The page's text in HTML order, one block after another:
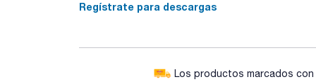
Regístrate para descargas
Los productos marcados